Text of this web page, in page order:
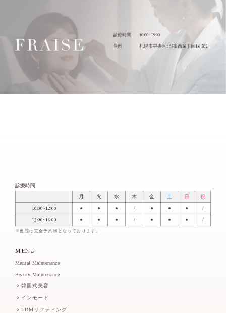
診療時間 10:00~18:00
住所 札幌市中央区北5条西26丁目 1-6 202
診療時間
月
火 水 木 金 土 日 祝
10:00~12:00 ● ● ● / ● ● ● /
13:00~16:00 ● ● ● / ● ● ● /
※当院は完全予約制となっております。
MENU
Mental Maintenance
Beauty Maintenance
韓国式美容
インモード
LDMリフティング